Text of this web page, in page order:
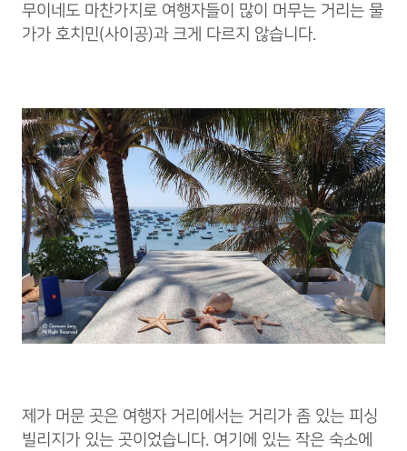
무이네도 마찬가지로 여행자들이 많이 머무는 거리는 물
가가 호치민(사이공)과 크게 다르지 않습니다.
제가 머문 곳은 여행자 거리에서는 거리가 좀 있는 피싱
빌리지가 있는 곳이었습니다. 여기에 있는 작은 숙소에